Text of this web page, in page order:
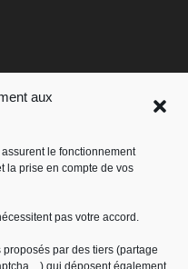
aux
le fonctionnement
la prise en compte de vos
pas votre accord.
par des tiers (partage
qui déposent également